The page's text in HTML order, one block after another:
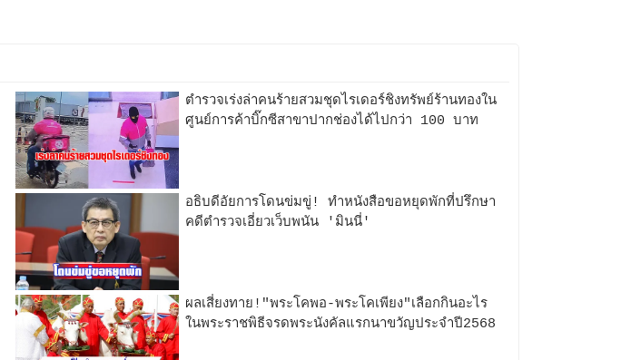
ตำรวจเร่งล่าคนร้ายสวมชุดไรเดอร์ชิงทรัพย์ร้านทองใน
ศูนย์การค้าบิ๊กซีสาขาปากช่องได้ไปกว่า 100 บาท
อธิบดีอัยการโดนข่มขู่! ทำหนังสือขอหยุดพักที่ปรึกษา
คดีตำรวจเอี่ยวเว็บพนัน 'มินนี่'
ผลเสี่ยงทาย!"พระโคพอ-พระโคเพียง"เลือกกินอะไร
ในพระราชพิธีจรดพระนังคัลแรกนาขวัญประจำปี2568